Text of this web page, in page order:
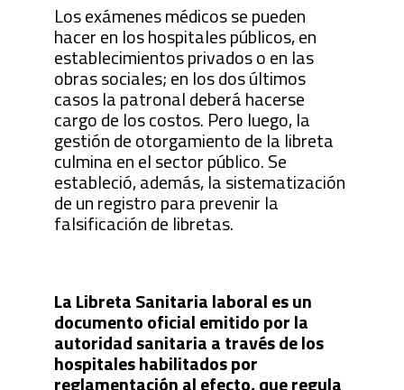
Los exámenes médicos se pueden
hacer en los hospitales públicos, en
establecimientos privados o en las
obras sociales; en los dos últimos
casos la patronal deberá hacerse
cargo de los costos. Pero luego, la
gestión de otorgamiento de la libreta
culmina en el sector público. Se
estableció, además, la sistematización
de un registro para prevenir la
falsificación de libretas.
La Libreta Sanitaria laboral es un
documento oficial emitido por la
autoridad sanitaria a través de los
hospitales habilitados por
reglamentación al efecto, que regula